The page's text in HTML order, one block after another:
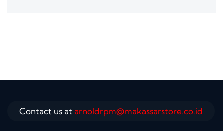
Contact us at arnoldrpm@makassarstore.co.id